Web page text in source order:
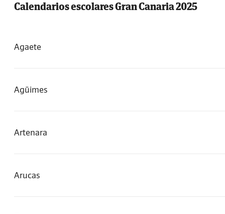
Calendarios escolares Gran Canaria 2025
Agaete
Agüimes
Artenara
Arucas